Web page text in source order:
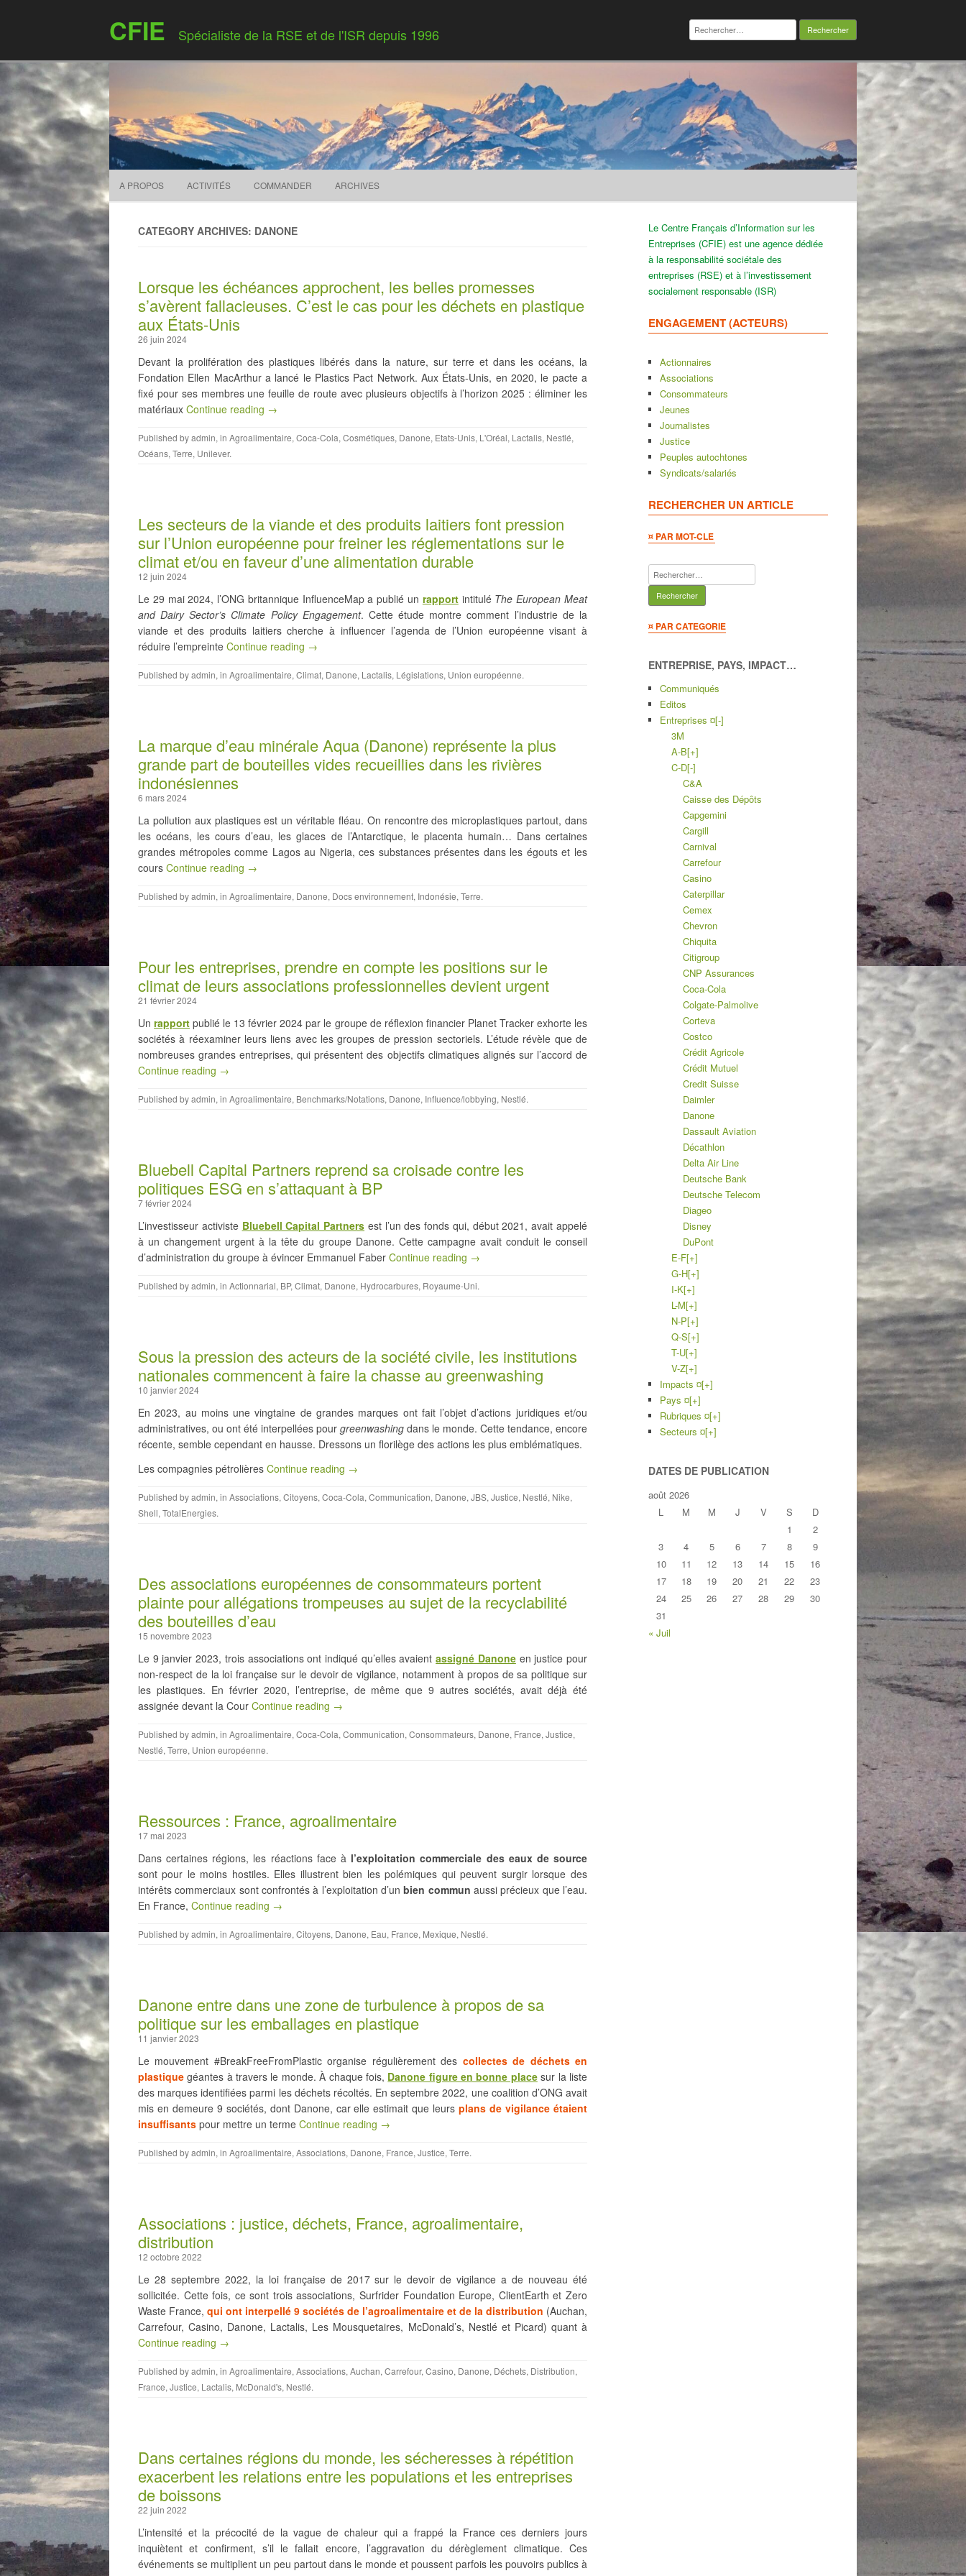
CFIE Spécialiste de la RSE et de l'ISR depuis 1996
Rechercher :
A PROPOS ACTIVITÉS COMMANDER ARCHIVES
CATEGORY ARCHIVES: DANONE
Lorsque les échéances approchent, les belles promesses
s’avèrent fallacieuses. C’est le cas pour les déchets en plastique
aux États-Unis
26 juin 2024
Devant la prolifération des plastiques libérés dans la nature, sur terre et dans les océans, la
Fondation Ellen MacArthur a lancé le Plastics Pact Network. Aux États-Unis, en 2020, le pacte a
fixé pour ses membres une feuille de route avec plusieurs objectifs à l’horizon 2025 : éliminer les
matériaux Continue reading →
Published byadmin, in Agroalimentaire, Coca-Cola, Cosmétiques, Danone, Etats-Unis, L'Oréal, Lactalis, Nestlé,
Océans, Terre, Unilever.
Les secteurs de la viande et des produits laitiers font pression
sur l’Union européenne pour freiner les réglementations sur le
climat et/ou en faveur d’une alimentation durable
12 juin 2024
Le 29 mai 2024, l’ONG britannique InfluenceMap a publié un rapportintitulé The European Meat
and Dairy Sector’s Climate Policy Engagement. Cette étude montre comment l’industrie de la
viande et des produits laitiers cherche à influencer l’agenda de l’Union européenne visant à
réduire l’empreinte Continue reading →
Published byadmin, in Agroalimentaire, Climat, Danone, Lactalis, Législations, Union européenne.
La marque d’eau minérale Aqua (Danone) représente la plus
grande part de bouteilles vides recueillies dans les rivières
indonésiennes
6 mars 2024
La pollution aux plastiques est un véritable fléau. On rencontre des microplastiques partout, dans
les océans, les cours d’eau, les glaces de l’Antarctique, le placenta humain… Dans certaines
grandes métropoles comme Lagos au Nigeria, ces substances présentes dans les égouts et les
cours Continue reading →
Published byadmin, in Agroalimentaire, Danone, Docs environnement, Indonésie, Terre.
Pour les entreprises, prendre en compte les positions sur le
climat de leurs associations professionnelles devient urgent
21 février 2024
Unrapport publié le 13 février 2024 par le groupe de réflexion financier Planet Tracker exhorte les
sociétés à réexaminer leurs liens avec les groupes de pression sectoriels. L’étude révèle que de
nombreuses grandes entreprises, qui présentent des objectifs climatiques alignés sur l’accord de
Continue reading →
Published byadmin, in Agroalimentaire, Benchmarks/Notations, Danone, Influence/lobbying, Nestlé.
Bluebell Capital Partners reprend sa croisade contre les
politiques ESG en s’attaquant à BP
7 février 2024
L’investisseur activiste Bluebell Capital Partners est l’un des fonds qui, début 2021, avait appelé
à un changement urgent à la tête du groupe Danone. Cette campagne avait conduit le conseil
d’administration du groupe à évincer Emmanuel Faber Continue reading →
Published byadmin, in Actionnarial, BP, Climat, Danone, Hydrocarbures, Royaume-Uni.
Sous la pression des acteurs de la société civile, les institutions
nationales commencent à faire la chasse au greenwashing
10 janvier 2024
En 2023, au moins une vingtaine de grandes marques ont fait l’objet d’actions juridiques et/ou
administratives, ou ont été interpellées pour greenwashing dans le monde. Cette tendance, encore
récente, semble cependant en hausse. Dressons un florilège des actions les plus emblématiques.
Les compagnies pétrolières Continue reading →
Published byadmin, in Associations, Citoyens, Coca-Cola, Communication, Danone, JBS, Justice, Nestlé, Nike,
Shell, TotalEnergies.
Des associations européennes de consommateurs portent
plainte pour allégations trompeuses au sujet de la recyclabilité
des bouteilles d’eau
15 novembre 2023
Le 9 janvier 2023, trois associations ont indiqué qu’elles avaientassigné Danoneen justice pour
non-respect de la loi française sur le devoir de vigilance, notamment à propos de sa politique sur
les plastiques. En février 2020, l’entreprise, de même que 9 autres sociétés, avait déjà été
assignée devant la Cour Continue reading →
Published byadmin, in Agroalimentaire, Coca-Cola, Communication, Consommateurs, Danone, France, Justice,
Nestlé, Terre, Union européenne.
Ressources : France, agroalimentaire
17 mai 2023
Dans certaines régions, les réactions face à l’exploitation commerciale des eaux de source
sont pour le moins hostiles. Elles illustrent bien les polémiques qui peuvent surgir lorsque des
intérêts commerciaux sont confrontés à l’exploitation d’unbien commun aussi précieux que l’eau.
En France, Continue reading →
Published byadmin, in Agroalimentaire, Citoyens, Danone, Eau, France, Mexique, Nestlé.
Danone entre dans une zone de turbulence à propos de sa
politique sur les emballages en plastique
11 janvier 2023
Le mouvement #BreakFreeFromPlastic organise régulièrement des collectes de déchets en
plastique géantes à travers le monde. À chaque fois, Danone figure en bonne placesur la liste
des marques identifiées parmi les déchets récoltés. En septembre 2022, une coalition d’ONG avait
mis en demeure 9 sociétés, dont Danone, car elle estimait que leursplans de vigilance étaient
insuffisants pour mettre un terme Continue reading →
Published byadmin, in Agroalimentaire, Associations, Danone, France, Justice, Terre.
Associations : justice, déchets, France, agroalimentaire,
distribution
12 octobre 2022
Le 28 septembre 2022, la loi française de 2017 sur le devoir de vigilance a de nouveau été
sollicitée. Cette fois, ce sont trois associations, Surfrider Foundation Europe, ClientEarth et Zero
Waste France, qui ont interpellé 9 sociétés de l’agroalimentaire et de la distribution (Auchan,
Carrefour, Casino, Danone, Lactalis, Les Mousquetaires, McDonald’s, Nestlé et Picard) quant à
Continue reading →
Published byadmin, in Agroalimentaire, Associations, Auchan, Carrefour, Casino, Danone, Déchets, Distribution,
France, Justice, Lactalis, McDonald's, Nestlé.
Dans certaines régions du monde, les sécheresses à répétition
exacerbent les relations entre les populations et les entreprises
de boissons
22 juin 2022
L’intensité et la précocité de la vague de chaleur qui a frappé la France ces derniers jours
inquiètent et confirment, s’il le fallait encore, l’aggravation du dérèglement climatique. Ces
événements se multiplient un peu partout dans le monde et poussent parfois les pouvoirs publics à
Le Centre Français d’Information sur les
Entreprises (CFIE) est une agence dédiée
à la responsabilité sociétale des
entreprises (RSE) et à l’investissement
socialement responsable (ISR)
ENGAGEMENT (ACTEURS)
Actionnaires
Associations
Consommateurs
Jeunes
Journalistes
Justice
Peuples autochtones
Syndicats/salariés
RECHERCHER UN ARTICLE
¤ PAR MOT-CLE
Rechercher :
¤ PAR CATEGORIE
ENTREPRISE, PAYS, IMPACT…
Communiqués
Editos
Entreprises ¤[-]
3M
A-B[+]
C-D[-]
C&A
Caisse des Dépôts
Capgemini
Cargill
Carnival
Carrefour
Casino
Caterpillar
Cemex
Chevron
Chiquita
Citigroup
CNP Assurances
Coca-Cola
Colgate-Palmolive
Corteva
Costco
Crédit Agricole
Crédit Mutuel
Credit Suisse
Daimler
Danone
Dassault Aviation
Décathlon
Delta Air Line
Deutsche Bank
Deutsche Telecom
Diageo
Disney
DuPont
E-F[+]
G-H[+]
I-K[+]
L-M[+]
N-P[+]
Q-S[+]
T-U[+]
V-Z[+]
Impacts ¤[+]
Pays ¤[+]
Rubriques ¤[+]
Secteurs ¤[+]
DATES DE PUBLICATION
août 2026
L
M M J V S
D
1
2
3
4 5 6 7 8
9
10
11 12 13 14 15
16
17
18 19 20 21 22
23
24
25 26 27 28 29
30
31
« Juil